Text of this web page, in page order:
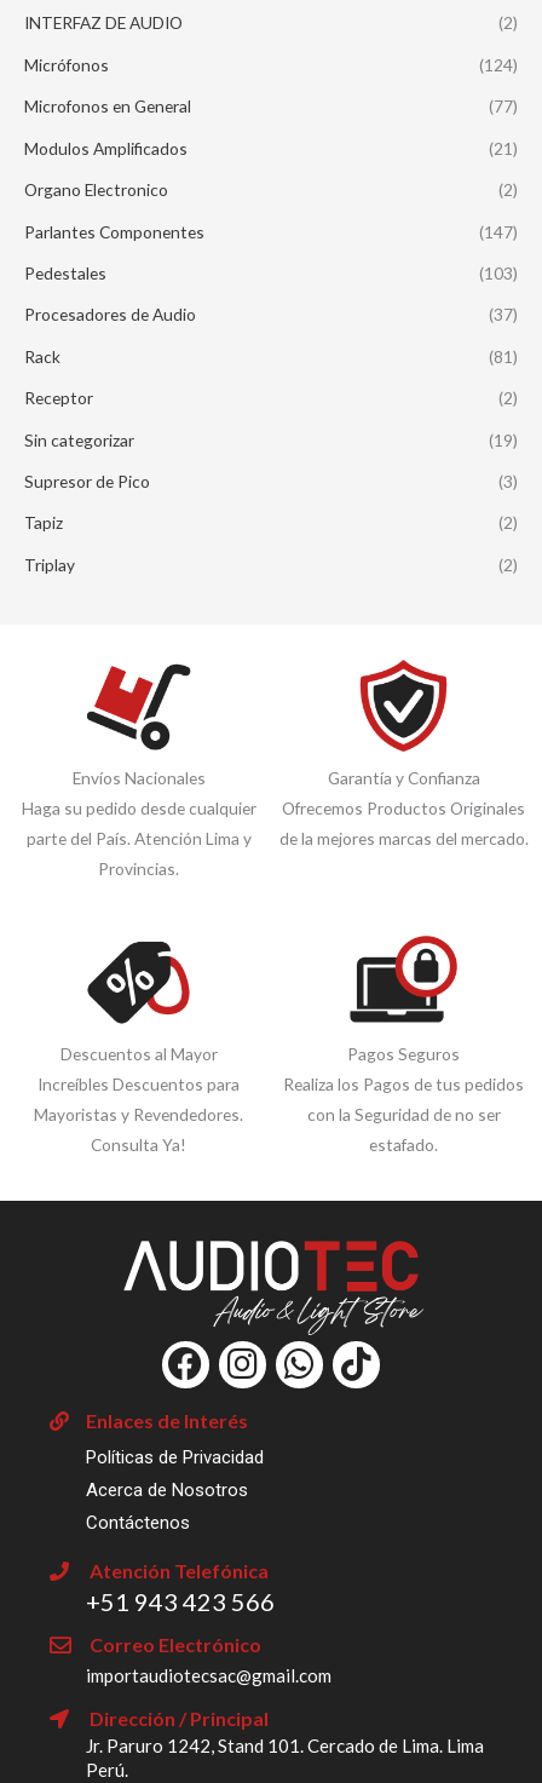
INTERFAZ DE AUDIO (2)
Micrófonos (124)
Microfonos en General (77)
Modulos Amplificados (21)
Organo Electronico (2)
Parlantes Componentes (147)
Pedestales (103)
Procesadores de Audio (37)
Rack (81)
Receptor (2)
Sin categorizar (19)
Supresor de Pico (3)
Tapiz (2)
Triplay (2)
Envíos Nacionales
Haga su pedido desde cualquier
parte del País. Atención Lima y
Provincias.
Garantía y Confianza
Ofrecemos Productos Originales
de la mejores marcas del mercado.
Descuentos al Mayor
Increíbles Descuentos para
Mayoristas y Revendedores.
Consulta Ya!
Pagos Seguros
Realiza los Pagos de tus pedidos
con la Seguridad de no ser
estafado.
Dirección / Principal
Jr. Paruro 1242, Stand 101. Cercado de Lima. Lima
Perú.
Atención Telefónica
‎+51 943 423 566
Correo Electrónico
importaudiotecsac@gmail.com
Enlaces de Interés
Políticas de Privacidad
Acerca de Nosotros
Contáctenos
F
a
c
e
b
o
o
k
I
n
s
t
a
r
a
W
h
T
i